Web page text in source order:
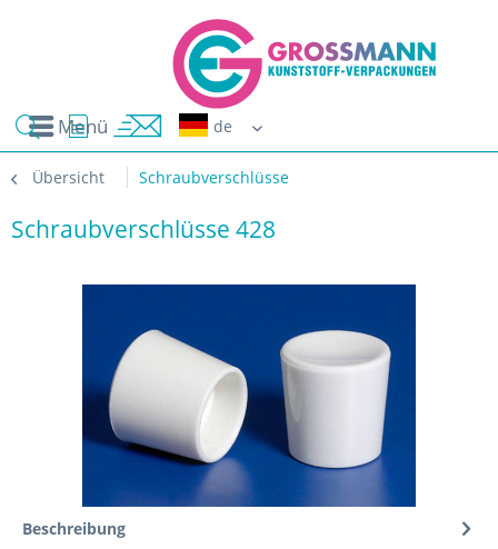
Menü
Übersicht Schraubverschlüsse
Schraubverschlüsse 428
Beschreibung